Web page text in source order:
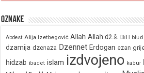
Oznake
Abdest Alija Izetbegović Allah Allah dž.š. BiH blud
dzamija dzenaza Dzennet Erdogan ezan
hidzab ibadet islam izdvojeno kabur